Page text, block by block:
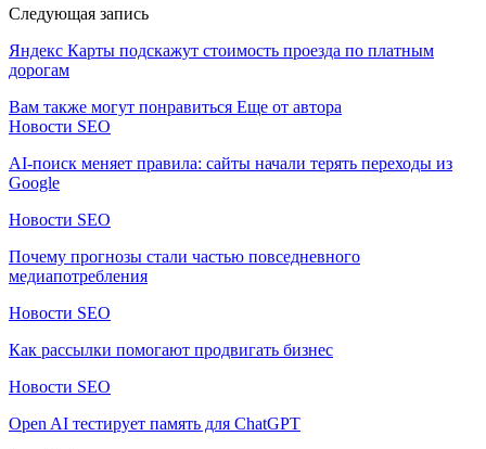
Следующая запись
Яндекс Карты подскажут стоимость проезда по платным
дорогам
Вам также могут понравиться Еще от автора
Новости SEO
AI-поиск меняет правила: сайты начали терять переходы из
Google
Новости SEO
Почему прогнозы стали частью повседневного
медиапотребления
Новости SEO
Как рассылки помогают продвигать бизнес
Новости SEO
Open AI тестирует память для ChatGPT